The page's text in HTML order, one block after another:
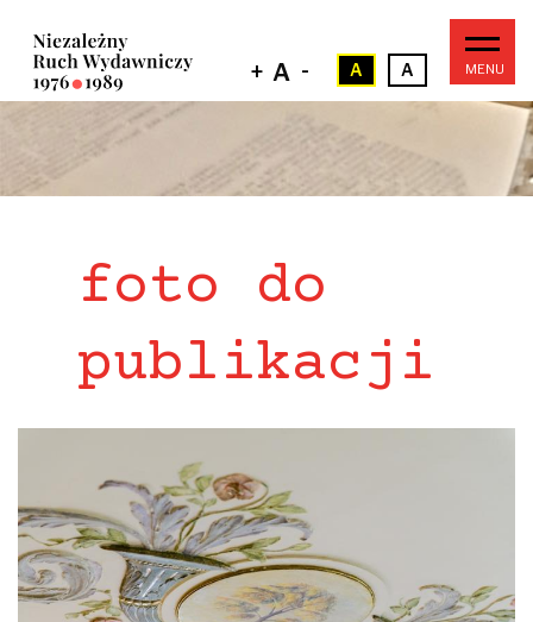
treści
A A
-
A
+
Główna
nawigacja
foto do
publikacji